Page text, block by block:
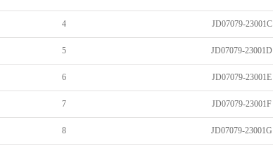
4 JD07079-23001C
5 JD07079-23001D
6 JD07079-23001E
7 JD07079-23001F
8 JD07079-23001G